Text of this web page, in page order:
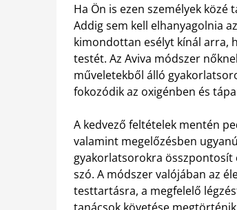
Ha Ön is ezen személyek
Addig sem kell elhanyagolnia
kimondottan esélyt kínál arra,
testét. Az Aviva módszer
műveletekből álló
fokozódik az oxigénben és
A kedvező feltételek mentén
valamint megelőzésben
gyakorlatsorokra összpontosít
szó. A módszer valójában az
testtartásra, a megfelelő